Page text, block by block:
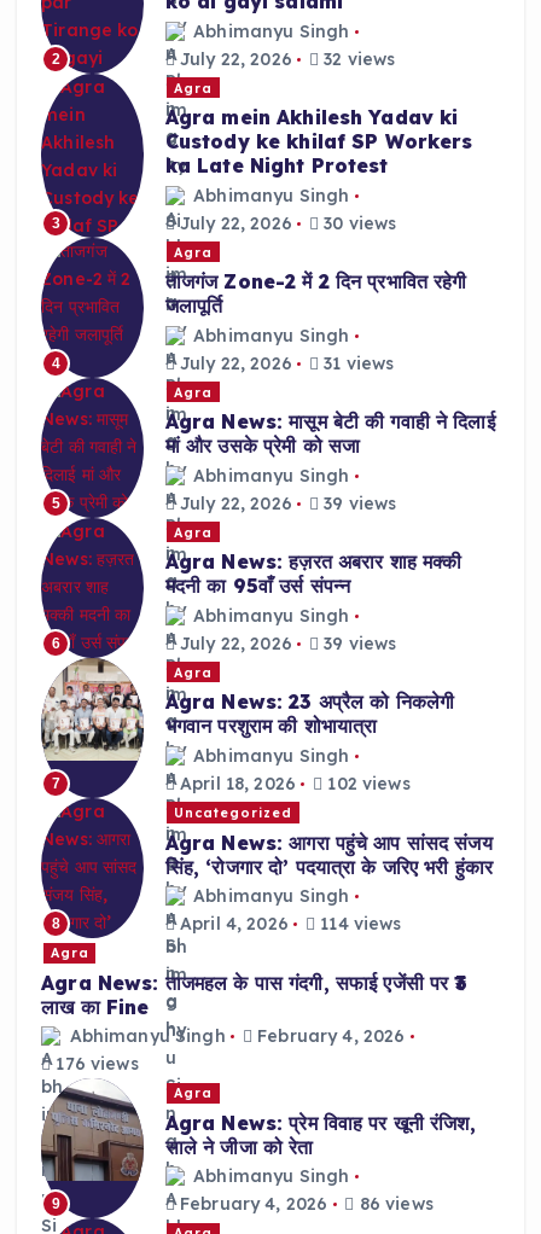
2
Abhimanyu Singh
July 22, 2026
32 views
3
Agra
Agra mein Akhilesh Yadav ki
Custody ke khilaf SP Workers
ka Late Night Protest
Abhimanyu Singh
July 22, 2026
30 views
4
Agra
ताजगंज Zone-2 में 2 दिन प्रभावित रहेगी
जलापूर्ति
Abhimanyu Singh
July 22, 2026
31 views
5
Agra
Agra News: मासूम बेटी की गवाही ने दिलाई
मां और उसके प्रेमी को सजा
Abhimanyu Singh
July 22, 2026
39 views
6
Agra
Agra News: हज़रत अबरार शाह मक्की
मदनी का 95वाँ उर्स संपन्न
Abhimanyu Singh
July 22, 2026
39 views
7
Agra
Agra News: 23 अप्रैल को निकलेगी
भगवान परशुराम की शोभायात्रा
Abhimanyu Singh
April 18, 2026
102 views
8
Uncategorized
Agra News: आगरा पहुंचे आप सांसद संजय
सिंह, ‘रोजगार दो’ पदयात्रा के जरिए भरी हुंकार
Abhimanyu Singh
April 4, 2026
114 views
Agra
Agra News: ताजमहल के पास गंदगी, सफाई एजेंसी पर ₹3
लाख का Fine
Abhimanyu Singh
February 4, 2026
176 views
9
Agra
Agra News: प्रेम विवाह पर खूनी रंजिश,
साले ने जीजा को रेता
Abhimanyu Singh
February 4, 2026
86 views